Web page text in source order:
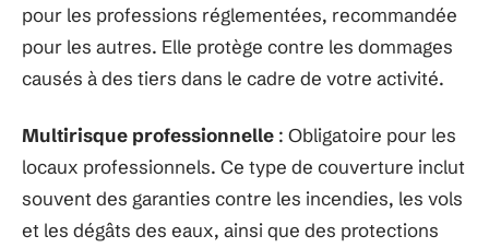
pour les professions réglementées, recommandée
pour les autres. Elle protège contre les dommages
causés à des tiers dans le cadre de votre activité.
Multirisque professionnelle : Obligatoire pour les
locaux professionnels. Ce type de couverture inclut
souvent des garanties contre les incendies, les vols
et les dégâts des eaux, ainsi que des protections